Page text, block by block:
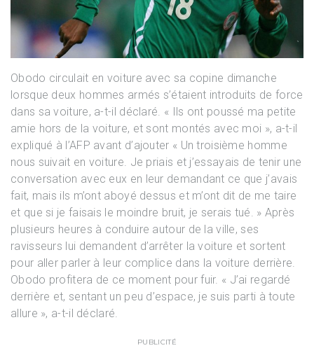
Obodo circulait en voiture avec sa copine dimanche
lorsque deux hommes armés s’étaient introduits de force
dans sa voiture, a-t-il déclaré. « Ils ont poussé ma petite
amie hors de la voiture, et sont montés avec moi », a-t-il
expliqué à l’AFP avant d’ajouter « Un troisième homme
nous suivait en voiture. Je priais et j’essayais de tenir une
conversation avec eux en leur demandant ce que j’avais
fait, mais ils m’ont aboyé dessus et m’ont dit de me taire
et que si je faisais le moindre bruit, je serais tué. » Après
plusieurs heures à conduire autour de la ville, ses
ravisseurs lui demandent d’arrêter la voiture et sortent
pour aller parler à leur complice dans la voiture derrière.
Obodo profitera de ce moment pour fuir. « J’ai regardé
derrière et, sentant un peu d’espace, je suis parti à toute
allure », a-t-il déclaré.
PUBLICITÉ